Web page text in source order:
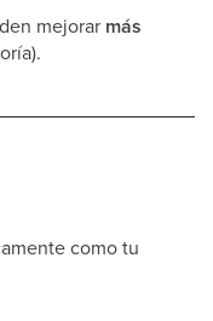
mejorar más
como tu